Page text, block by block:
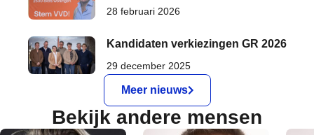
28 februari 2026
Kandidaten verkiezingen GR 2026
29 december 2025
Meer nieuws
Bekijk andere mensen